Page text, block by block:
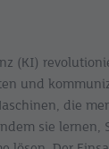
(KI)
und
die
sie lernen,